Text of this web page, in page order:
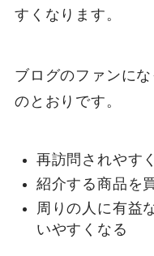
すくなります。
ブログのファンに
のとおりです。
再訪問されやす
紹介する商品を
周りの人に有益
いやすくなる